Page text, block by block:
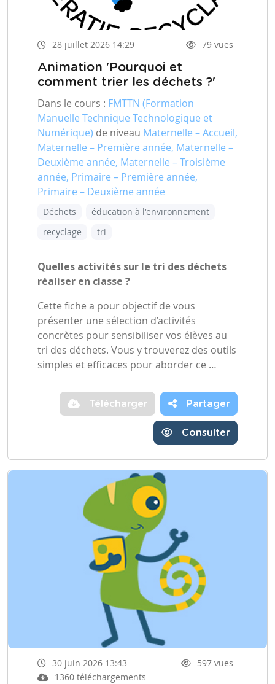
28 juillet 2026 14:29 79 vues
Animation 'Pourquoi et
comment trier les déchets ?'
Dans le cours : FMTTN (Formation
Manuelle Technique Technologique et
Numérique) de niveau Maternelle – Accueil,
Maternelle – Première année, Maternelle –
Deuxième année, Maternelle – Troisième
année, Primaire – Première année,
Primaire – Deuxième année
Déchets
éducation à l'environnement
recyclage
tri
Quelles activités sur le tri des déchets
réaliser en classe ?
Cette fiche a pour objectif de vous
présenter une sélection d’activités
concrètes pour sensibiliser vos élèves au
tri des déchets. Vous y trouverez des outils
simples et efficaces pour aborder ce …
Télécharger Partager
Consulter
30 juin 2026 13:43
597 vues
1360 téléchargements